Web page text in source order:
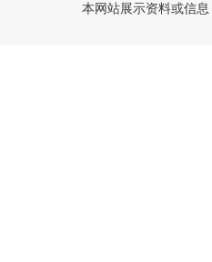
本网站展示资料或信